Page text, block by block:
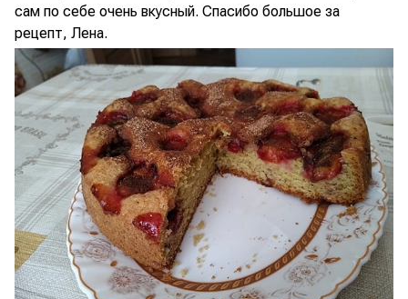
сам по себе очень вкусный. Спасибо большое за
рецепт, Лена.